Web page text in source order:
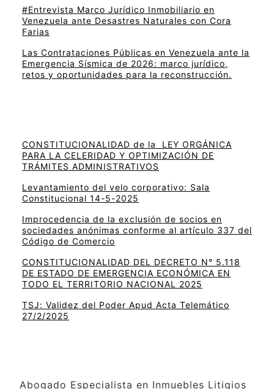
#Entrevista Marco Jurídico Inmobiliario en
Venezuela ante Desastres Naturales con Cora
Farias
Las Contrataciones Públicas en Venezuela ante la
Emergencia Sísmica de 2026: marco jurídico,
retos y oportunidades para la reconstrucción.
CONSTITUCIONALIDAD de la LEY ORGÁNICA
PARA LA CELERIDAD Y OPTIMIZACIÓN DE
TRÁMITES ADMINISTRATIVOS
Levantamiento del velo corporativo: Sala
Constitucional 14-5-2025
Improcedencia de la exclusión de socios en
sociedades anónimas conforme al artículo 337 del
Código de Comercio
CONSTITUCIONALIDAD DEL DECRETO N° 5.118
DE ESTADO DE EMERGENCIA ECONÓMICA EN
TODO EL TERRITORIO NACIONAL 2025
TSJ: Validez del Poder Apud Acta Telemático
27/2/2025
Abogado Especialista en Inmuebles Litigios